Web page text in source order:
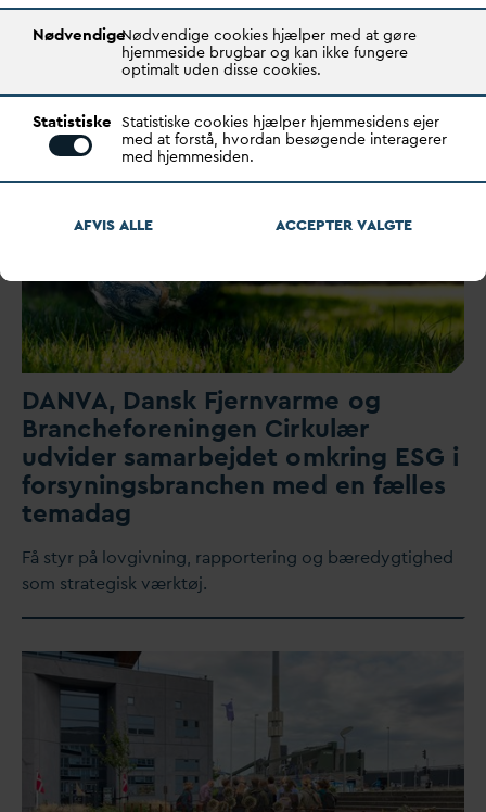
Rekruttering, fællesskab og faglig stolthed var i
a Spildev andsteknisk Forenings årsmøde s…
DANVA, Dansk Fjernvarme og
Brancheforeningen Cirkulær
udvider samarbejdet omkring ESG i
forsyningsbranchen med en fælles
temadag
Få styr på lovgivning, rapportering og bæredygtighed
som strategisk værktøj.
NødvendigeNødvendige cookies hjælper med at gøre
hjemmeside brugbar og kan ikke fungere
optimalt uden disse cookies.
Statistiske Statistiske cookies hjælper hjemmesidens ejer
med at forstå, hvordan besøgende interagerer
med hjemmesiden.
AFVIS ALLE ACCEPTERVALGTE